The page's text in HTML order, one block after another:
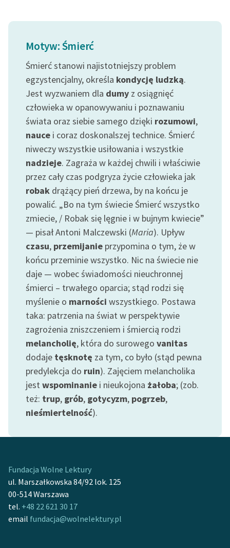
Zespół
Zasady wykorzystania
Wolnych Lektur
Logotypy
Materiały promocyjne
Polityka prywatności
Regulamin biblioteki
Dane fundacji i
sprawozdania finansowe
Regulamin darowizn
Informacja o treściach
wrażliwych
Deklaracja dostępności
Motyw: Śmierć
Śmierć stanowi najistotniejszy problem
egzystencjalny, określa kondycję ludzką.
Jest wyzwaniem dla dumy z osiągnięć
człowieka w opanowywaniu i poznawaniu
świata oraz siebie samego dzięki rozumowi,
nauce i coraz doskonalszej technice. Śmierć
niweczy wszystkie usiłowania i wszystkie
nadzieje. Zagraża w każdej chwili i właściwie
przez cały czas podgryza życie człowieka jak
robak drążący pień drzewa, by na końcu je
powalić. „Bo na tym świecie Śmierć wszystko
zmiecie, / Robak się lęgnie i w bujnym kwiecie”
— pisał Antoni Malczewski (Maria). Upływ
czasu, przemijanie przypomina o tym, że w
końcu przeminie wszystko. Nic na świecie nie
daje — wobec świadomości nieuchronnej
śmierci – trwałego oparcia; stąd rodzi się
myślenie o marności wszystkiego. Postawa
taka: patrzenia na świat w perspektywie
zagrożenia zniszczeniem i śmiercią rodzi
melancholię, która do surowego vanitas
dodaje tęsknotę za tym, co było (stąd pewna
predylekcja do ruin). Zajęciem melancholika
jest wspominanie i nieukojona żałoba; (zob.
też: trup, grób, gotycyzm, pogrzeb,
nieśmiertelność).
Fundacja Wolne Lektury
ul. Marszałkowska 84/92 lok. 125
00-514 Warszawa
tel. +48 22 621 30 17
email fundacja@wolnelektury.pl